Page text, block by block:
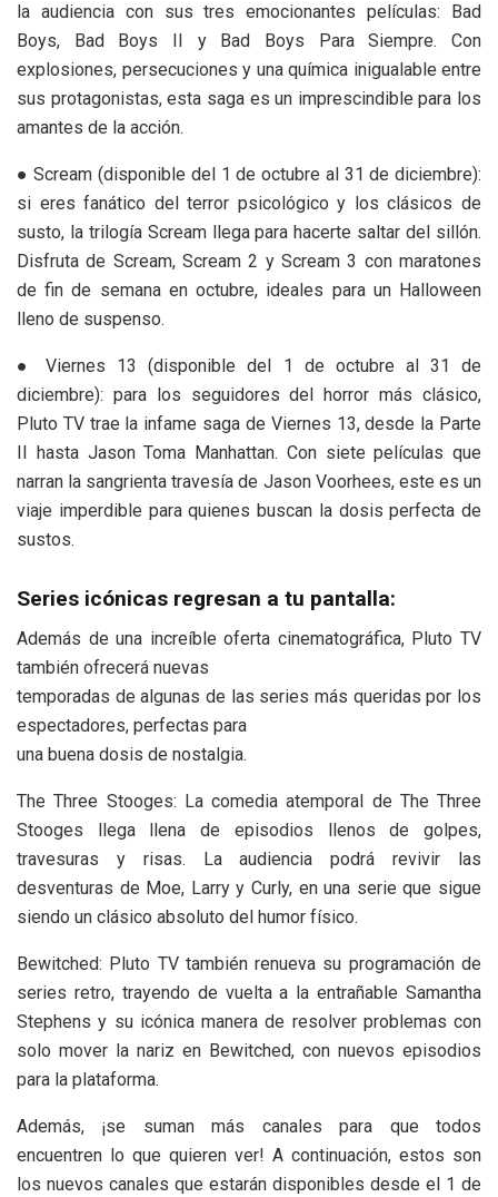
la audiencia con sus tres emocionantes películas: Bad
Boys, Bad Boys II y Bad Boys Para Siempre. Con
explosiones, persecuciones y una química inigualable entre
sus protagonistas, esta saga es un imprescindible para los
amantes de la acción.
● Scream (disponible del 1 de octubre al 31 de diciembre):
si eres fanático del terror psicológico y los clásicos de
susto, la trilogía Scream llega para hacerte saltar del sillón.
Disfruta de Scream, Scream 2 y Scream 3 con maratones
de fin de semana en octubre, ideales para un Halloween
lleno de suspenso.
● Viernes 13 (disponible del 1 de octubre al 31 de
diciembre): para los seguidores del horror más clásico,
Pluto TV trae la infame saga de Viernes 13, desde la Parte
II hasta Jason Toma Manhattan. Con siete películas que
narran la sangrienta travesía de Jason Voorhees, este es un
viaje imperdible para quienes buscan la dosis perfecta de
sustos.
Series icónicas regresan a tu pantalla:
Además de una increíble oferta cinematográfica, Pluto TV
también ofrecerá nuevas
temporadas de algunas de las series más queridas por los
espectadores, perfectas para
una buena dosis de nostalgia.
The Three Stooges: La comedia atemporal de The Three
Stooges llega llena de episodios llenos de golpes,
travesuras y risas. La audiencia podrá revivir las
desventuras de Moe, Larry y Curly, en una serie que sigue
siendo un clásico absoluto del humor físico.
Bewitched: Pluto TV también renueva su programación de
series retro, trayendo de vuelta a la entrañable Samantha
Stephens y su icónica manera de resolver problemas con
solo mover la nariz en Bewitched, con nuevos episodios
para la plataforma.
Además, ¡se suman más canales para que todos
encuentren lo que quieren ver! A continuación, estos son
los nuevos canales que estarán disponibles desde el 1 de